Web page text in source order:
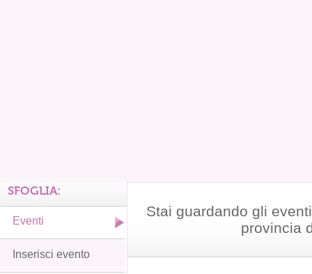
Stai guardando gli
provincia
SFOGLIA:
Eventi
Inserisci evento